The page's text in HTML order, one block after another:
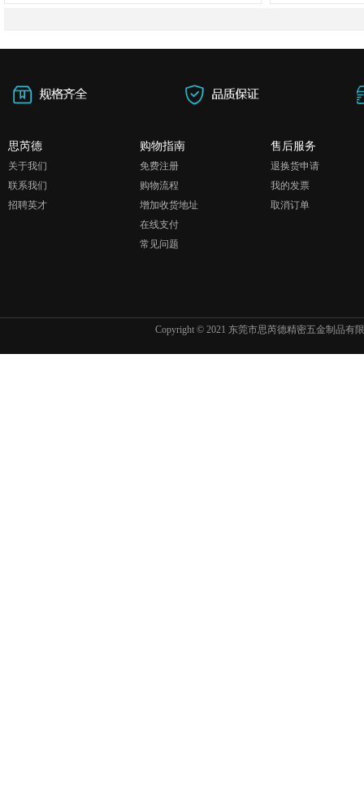
思芮德
关于我们
联系我们
招聘英才
购物指南
免费注册
购物流程
增加收货地址
在线支付
常见问题
售后服务
退换货申请
我的发票
取消订单
Copyright © 2021 东莞市思芮德精密五金制品有